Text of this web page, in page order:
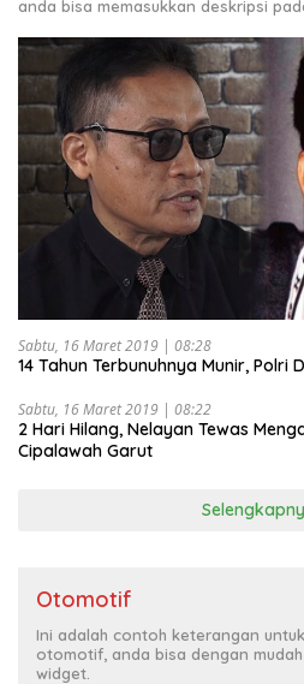
anda bisa memasukkan deskripsi
Sabtu, 16 Maret 2019 | 08:28
14 Tahun Terbunuhnya Munir, Polri
Sabtu, 16 Maret 2019 | 08:22
2 Hari Hilang, Nelayan Tewas
Cipalawah Garut
Otomotif
Ini adalah contoh keterangan
otomotif, anda bisa dengan
widget.